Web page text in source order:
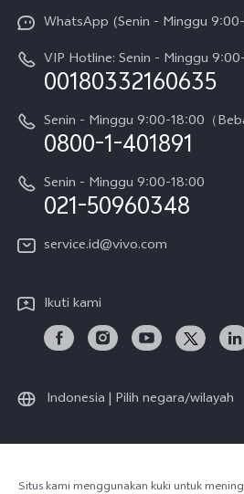
V70
V70 FE
Y05
X300 Pro
Gerai Terdekat
Funtouch OS
Pembaruan Sistem
Harga Spare Part
Otentikasi IMEI
Kebijakan Garansi vivo
Layanan Perbaikan Antar Jemput
Unduh LUT untuk Memulihkan Log
Sejarah
Berita
Pemberitahuan Hukum
Tentang Kami
Pusat Privasi vivo
WhatsApp (Senin - Minggu
VIP Hotline: Senin - Minggu
00180332160635
Senin - Minggu 9:00-18:00（
0800-1-401891
Senin - Minggu 9:00-18:00
021-50960348
service.id@vivo.com
Ikuti kami
Indonesia | Pilih negara/wilayah
Situs kami menggunakan kuki untuk